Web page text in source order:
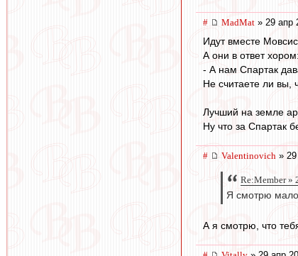
# MadMat » 29 апр
Идут вместе
А они в ответ хором:
- А нам Спартак
Не считаете ли вы,
Лучший на земле
Ну что за Спартак
# Valentinovich »
Re:Member »
Я смотрю мало
А я смотрю, что